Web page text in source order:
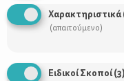
Χαρακτηριστικά
(απαιτούμενο)
Ειδικοί Σκοποί(3)